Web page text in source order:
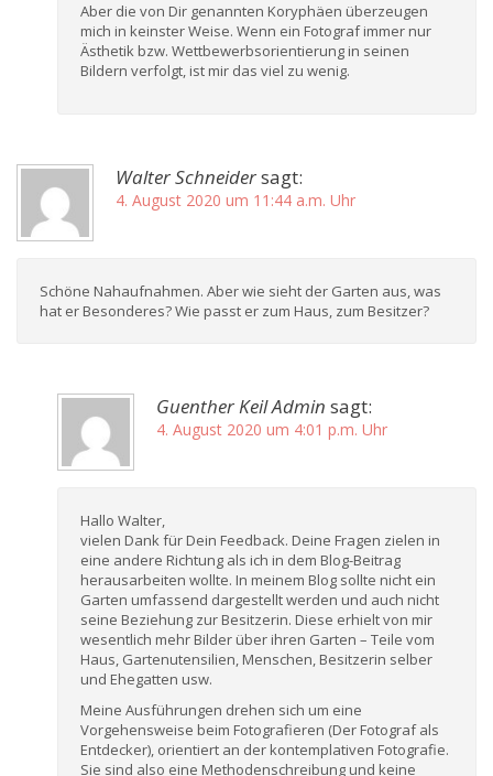
Aber die von Dir genannten Koryphäen überzeugen
mich in keinster Weise. Wenn ein Fotograf immer nur
Ästhetik bzw. Wettbewerbsorientierung in seinen
Bildern verfolgt, ist mir das viel zu wenig.
Walter Schneidersagt:
4. August 2020 um 11:44 a.m. Uhr
Schöne Nahaufnahmen. Aber wie sieht der Garten aus, was
hat er Besonderes? Wie passt er zum Haus, zum Besitzer?
Guenther Keil Admin sagt:
4. August 2020 um 4:01 p.m. Uhr
Hallo Walter,
vielen Dank für Dein Feedback. Deine Fragen zielen in
eine andere Richtung als ich in dem Blog-Beitrag
herausarbeiten wollte. In meinem Blog sollte nicht ein
Garten umfassend dargestellt werden und auch nicht
seine Beziehung zur Besitzerin. Diese erhielt von mir
wesentlich mehr Bilder über ihren Garten – Teile vom
Haus, Gartenutensilien, Menschen, Besitzerin selber
und Ehegatten usw.
Meine Ausführungen drehen sich um eine
Vorgehensweise beim Fotografieren (Der Fotograf als
Entdecker), orientiert an der kontemplativen Fotografie.
Sie sind also eine Methodenschreibung und keine